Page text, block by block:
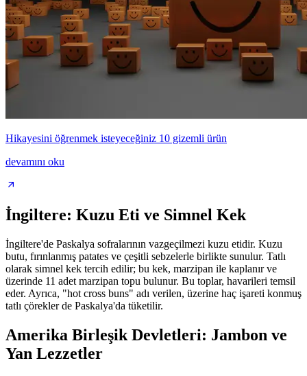
Hikayesini öğrenmek isteyeceğiniz 10 gizemli ürün
devamını oku
İngiltere: Kuzu Eti ve Simnel Kek
İngiltere'de Paskalya sofralarının vazgeçilmezi kuzu etidir. Kuzu
butu, fırınlanmış patates ve çeşitli sebzelerle birlikte sunulur. Tatlı
olarak simnel kek tercih edilir; bu kek, marzipan ile kaplanır ve
üzerinde 11 adet marzipan topu bulunur. Bu toplar, havarileri temsil
eder. Ayrıca, "hot cross buns" adı verilen, üzerine haç işareti konmuş
tatlı çörekler de Paskalya'da tüketilir.
Amerika Birleşik Devletleri: Jambon ve
Yan Lezzetler